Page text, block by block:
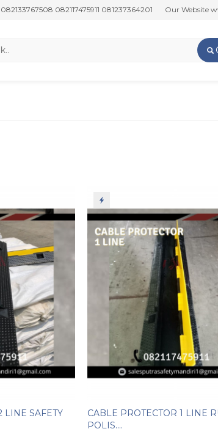
082117475911 081237364201 Our Website
LINE SAFETY
CABLE PROTECTOR 1 LINE
POLIS....